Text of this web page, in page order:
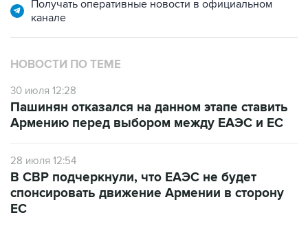
Получать оперативные новости в официальном
канале
НОВОСТИ ПО ТЕМЕ
30 июля 12:28
Пашинян отказался на данном этапе ставить
Армению перед выбором между ЕАЭС и ЕС
28 июля 12:54
В СВР подчеркнули, что ЕАЭС не будет
спонсировать движение Армении в сторону
ЕС